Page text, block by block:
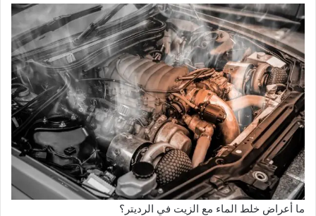
ما أعراض خلط الماء مع الزيت في الرديتر؟